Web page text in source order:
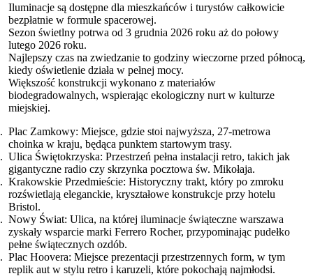
Iluminacje są dostępne dla mieszkańców i turystów całkowicie
bezpłatnie w formule spacerowej.
Sezon świetlny potrwa od 3 grudnia 2026 roku aż do połowy
lutego 2026 roku.
Najlepszy czas na zwiedzanie to godziny wieczorne przed północą,
kiedy oświetlenie działa w pełnej mocy.
Większość konstrukcji wykonano z materiałów
biodegradowalnych, wspierając ekologiczny nurt w kulturze
miejskiej.
Plac Zamkowy: Miejsce, gdzie stoi najwyższa, 27-metrowa
choinka w kraju, będąca punktem startowym trasy.
Ulica Świętokrzyska: Przestrzeń pełna instalacji retro, takich jak
gigantyczne radio czy skrzynka pocztowa św. Mikołaja.
Krakowskie Przedmieście: Historyczny trakt, który po zmroku
rozświetlają eleganckie, kryształowe konstrukcje przy hotelu
Bristol.
Nowy Świat: Ulica, na której iluminacje świąteczne warszawa
zyskały wsparcie marki Ferrero Rocher, przypominając pudełko
pełne świątecznych ozdób.
Plac Hoovera: Miejsce prezentacji przestrzennych form, w tym
replik aut w stylu retro i karuzeli, które pokochają najmłodsi.